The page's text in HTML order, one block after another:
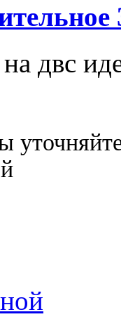
двс